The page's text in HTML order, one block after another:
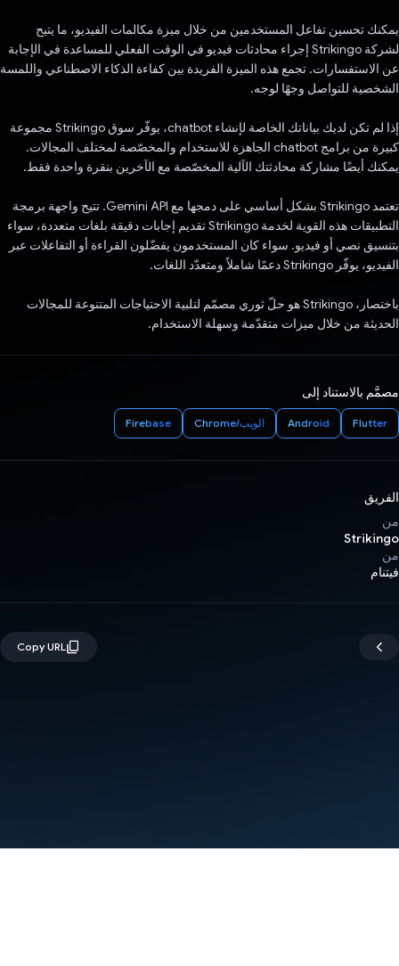
يمكنك تحسين تفاعل المستخدمين من خلال ميزة مكالمات الفيديو، ما يتيح
لشركة Strikingo إجراء محادثات فيديو في الوقت الفعلي للمساعدة في الإجابة
عن الاستفسارات. تجمع هذه الميزة الفريدة بين كفاءة الذكاء الاصطناعي واللمسة
الشخصية للتواصل وجهًا لوجه.
إذا لم تكن لديك بياناتك الخاصة لإنشاء chatbot، يوفّر سوق Strikingo مجموعة
كبيرة من برامج chatbot الجاهزة للاستخدام والمخصّصة لمختلف المجالات.
يمكنك أيضًا مشاركة محادثتك الآلية المخصّصة مع الآخرين بنقرة واحدة فقط.
تعتمد Strikingo بشكل أساسي على دمجها مع Gemini API. تتيح واجهة برمجة
التطبيقات هذه القوية لخدمة Strikingo تقديم إجابات دقيقة بلغات متعددة، سواء
بتنسيق نصي أو فيديو. سواء كان المستخدمون يفضّلون القراءة أو التفاعلات عبر
الفيديو، يوفّر Strikingo دعمًا شاملاً ومتعدّد اللغات.
باختصار، Strikingo هو حلّ ثوري مصمّم لتلبية الاحتياجات المتنوعة للمجالات
الحديثة من خلال ميزات متقدّمة وسهلة الاستخدام.
مصمَّم بالاستناد إلى
Flutter
Android الويب/Chrome Firebase
الفريق
من
Strikingo
من
فيتنام